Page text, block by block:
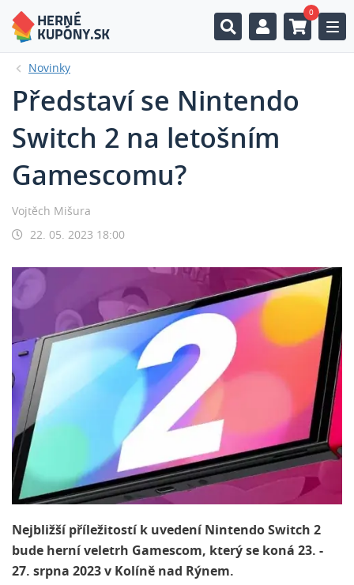
0
Novinky
Představí se Nintendo
Switch 2 na letošním
Gamescomu?
Vojtěch Mišura
22. 05. 2023 18:00
Nejbližší příležitostí k uvedení Nintendo Switch 2
bude herní veletrh Gamescom, který se koná 23. -
27. srpna 2023 v Kolíně nad Rýnem.